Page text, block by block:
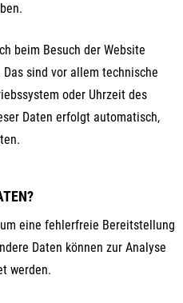
beim Besuch der Website
sind vor allem technische
oder Uhrzeit des
Daten erfolgt automatisch,
eine fehlerfreie Bereitstellung
Daten können zur Analyse
werden.